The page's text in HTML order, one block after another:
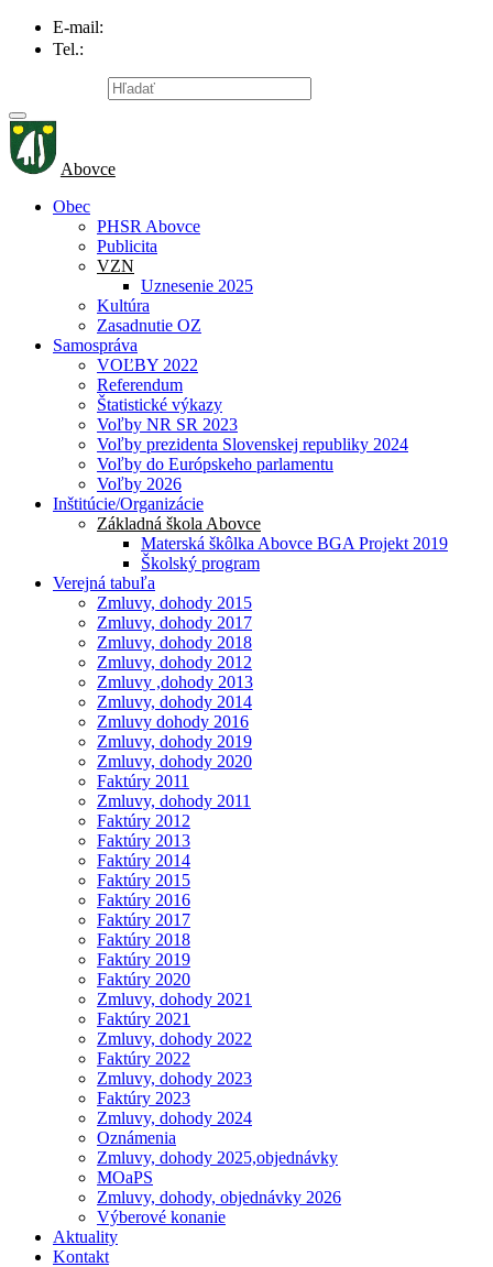
E-mail:
Tel.:
Abovce
Obec
PHSR Abovce
Publicita
VZN
Uznesenie 2025
Kultúra
Zasadnutie OZ
Samospráva
VOĽBY 2022
Referendum
Štatistické výkazy
Voľby NR SR 2023
Voľby prezidenta Slovenskej republiky 2024
Voľby do Európskeho parlamentu
Voľby 2026
Inštitúcie/Organizácie
Základná škola Abovce
Materská škôlka Abovce BGA Projekt 2019
Školský program
Verejná tabuľa
Zmluvy, dohody 2015
Zmluvy, dohody 2017
Zmluvy, dohody 2018
Zmluvy, dohody 2012
Zmluvy ,dohody 2013
Zmluvy, dohody 2014
Zmluvy dohody 2016
Zmluvy, dohody 2019
Zmluvy, dohody 2020
Faktúry 2011
Zmluvy, dohody 2011
Faktúry 2012
Faktúry 2013
Faktúry 2014
Faktúry 2015
Faktúry 2016
Faktúry 2017
Faktúry 2018
Faktúry 2019
Faktúry 2020
Zmluvy, dohody 2021
Faktúry 2021
Zmluvy, dohody 2022
Faktúry 2022
Zmluvy, dohody 2023
Faktúry 2023
Zmluvy, dohody 2024
Oznámenia
Zmluvy, dohody 2025,objednávky
MOaPS
Zmluvy, dohody, objednávky 2026
Výberové konanie
Aktuality
Kontakt